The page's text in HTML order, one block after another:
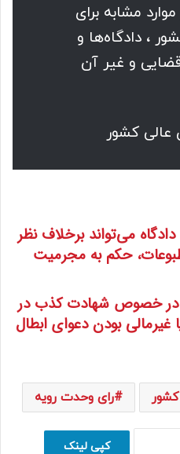
مشابه برای
، دادگاه‌ها و
قضایی و غیر آن
کشور
می‌تواند برخلاف نظر
حکم به مجرمیت
در خصوص شهادت کذب در
غیرمالی بودن دعوای ابطال
رای وحدت رویه
کپی لینک